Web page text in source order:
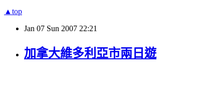
▲top
Jan 07 Sun 2007 22:21
加拿大維多利亞市兩日遊